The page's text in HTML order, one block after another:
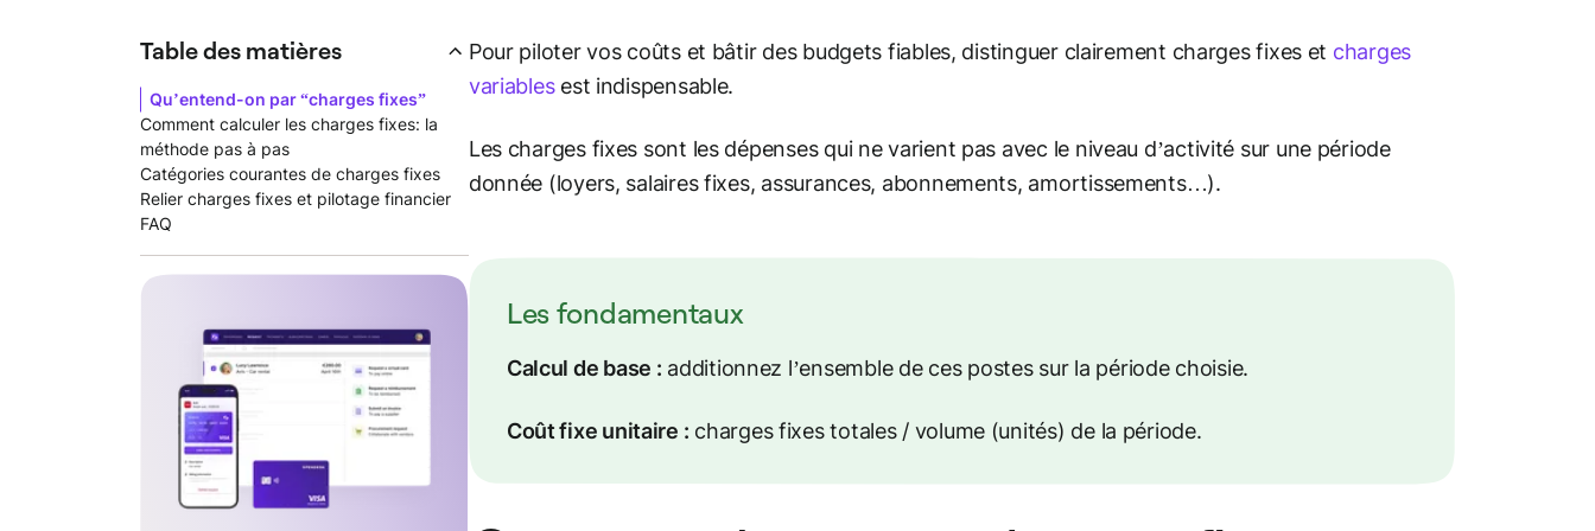
Pour piloter vos coûts et bâtir des budgets fiables, distinguer clairement charges fixes et charges
variablesest indispensable.
Les charges fixes sont les dépenses qui ne varient pas avec le niveau d’activité sur une période
donnée (loyers, salaires fixes, assurances, abonnements, amortissements…).
Les fondamentaux
Calcul de base : additionnez l’ensemble de ces postes sur la période choisie.
Coût fixe unitaire : charges fixes totales / volume (unités) de la période.
Table des matières
Qu’entend-on par “charges fixes”
Comment calculer les charges fixes: la
méthode pas à pas
Catégories courantes de charges fixes
Relier charges fixes et pilotage financier
FAQ